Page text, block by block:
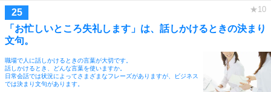
「お忙しいところ失礼します」は、話しかけるときの決まり
文句。
職場で人に話しかけるときの言葉が大切です。
話しかけるとき、どんな言葉を使いますか。
日常会話では状況によってさまざまなフレーズがありますが、ビジネス
では決まり文句があります。